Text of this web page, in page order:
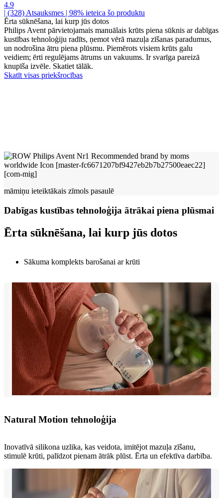
4.9
| (328) Atsauksmes | 98% ieteica šo produktu
Ērta sūknēšana, lai kurp jūs dotos
Philips Avent pārvietojamais manuālais krūts piena sūknis ar dabīgas
kustības tehnoloģiju radīts, ņemot vērā mazuļa zīšanas paradumus,
un nodrošina ātru piena plūsmu. Piemērots visiem krūts galu
veidiem; ērti regulējams ātrums un vakuums. Ir svarīga pareizā
knupīša izvēle. Skatiet tālāk.
Skatīt visas priekšrocības
māmiņu ieteiktākais zīmols pasaulē
Dabīgas kustības tehnoloģija ātrākai piena plūsmai
Ērta sūknēšana, lai kurp jūs dotos
Sākuma komplekts barošanai ar krūti​
Natural Motion tehnoloģija
Inovatīvā silikona uzlika, kas veidota, imitējot mazuļa zīšanu,
stimulē krūti, palīdzot pienam ātrāk plūst. Ērta un efektīva darbība.